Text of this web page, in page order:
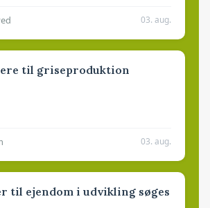
03. aug.
til griseproduktion
03. aug.
til ejendom i udvikling søges